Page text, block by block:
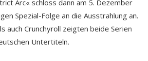
Arc« schloss dann am 5. Dezember
Spezial-Folge an die Ausstrahlung an.
auch Crunchyroll zeigten beide Serien
Untertiteln.